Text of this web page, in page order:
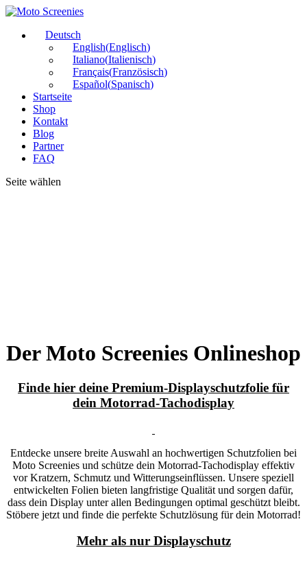
Deutsch
English(Englisch)
Italiano(Italienisch)
Français(Französisch)
Español(Spanisch)
Startseite
Shop
Kontakt
Blog
Partner
FAQ
Seite wählen
Der Moto Screenies Onlineshop
Finde hier deine Premium-Displayschutzfolie für
dein Motorrad-Tachodisplay
Entdecke unsere breite Auswahl an hochwertigen Schutzfolien bei
Moto Screenies und schütze dein Motorrad-Tachodisplay effektiv
vor Kratzern, Schmutz und Witterungseinflüssen. Unsere speziell
entwickelten Folien bieten langfristige Qualität und sorgen dafür,
dass dein Display unter allen Bedingungen optimal geschützt bleibt.
Stöbere jetzt und finde die perfekte Schutzlösung für dein Motorrad!
Mehr als nur Displayschutz